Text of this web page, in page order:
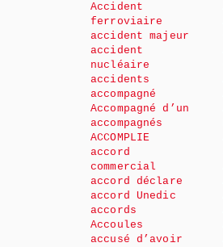
Accident
ferroviaire
accident majeur
accident
nucléaire
accidents
accompagné
Accompagné d’un
accompagnés
ACCOMPLIE
accord
commercial
accord déclare
accord Unedic
accords
Accoules
accusé d’avoir